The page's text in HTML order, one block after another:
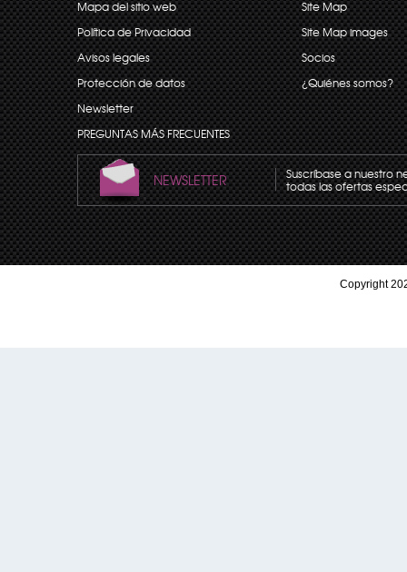
Mapa del sitio web
Política de Privacidad
Avisos legales
Protección de datos
Newsletter
PREGUNTAS MÁS FRECUENTES
Site Map
Site Map images
Socios
¿Quiénes somos?
NEWSLETTER Suscríbase a nuestro
todas las ofertas
Copyright